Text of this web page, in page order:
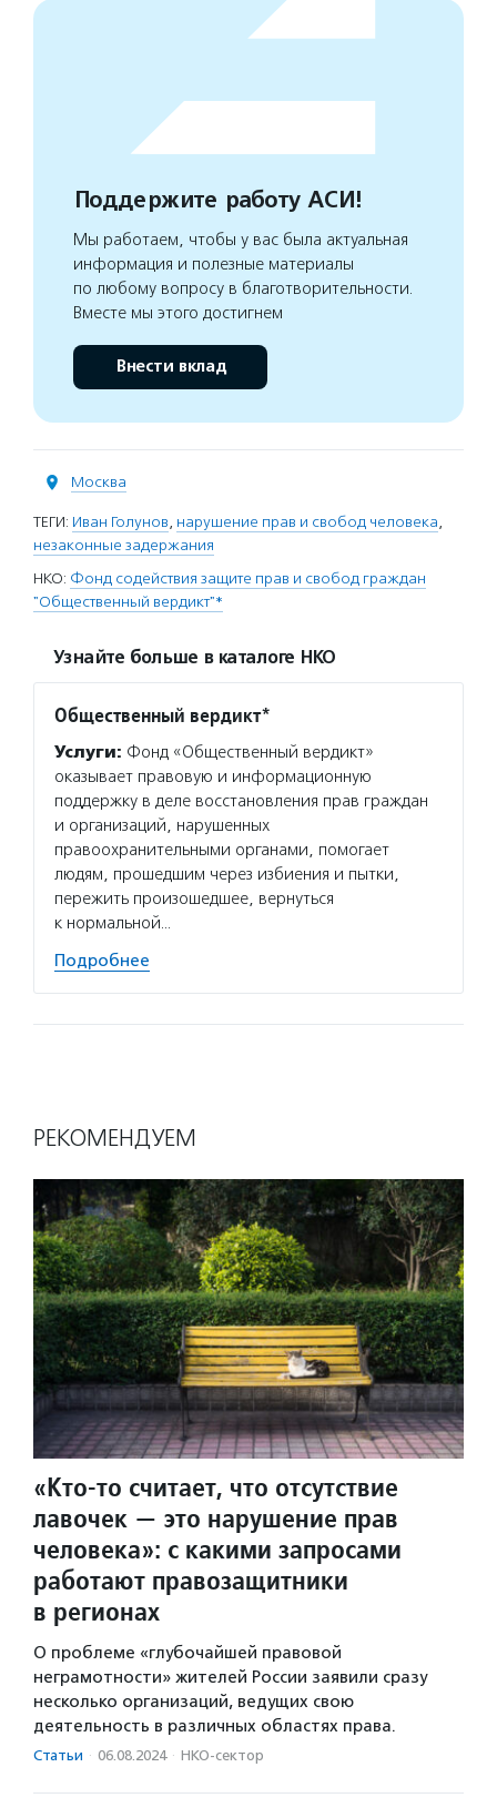
Поддержите работу АСИ!
Мы работаем, чтобы у вас была актуальная
информация и полезные материалы
по любому вопросу в благотворительности.
Вместе мы этого достигнем
Внести вклад
Москва
ТЕГИ: Иван Голунов, нарушение прав и свобод человека,
незаконные задержания
НКО: Фонд содействия защите прав и свобод граждан
"Общественный вердикт"*
Узнайте больше в каталоге НКО
Общественный вердикт*
Услуги: Фонд «Общественный вердикт»
оказывает правовую и информационную
поддержку в деле восстановления прав граждан
и организаций, нарушенных
правоохранительными органами, помогает
людям, прошедшим через избиения и пытки,
пережить произошедшее, вернуться
к нормальной…
Подробнее
РЕКОМЕНДУЕМ
«Кто-то считает, что отсутствие
лавочек — это нарушение прав
человека»: с какими запросами
работают правозащитники
в регионах
О проблеме «глубочайшей правовой
неграмотности» жителей России заявили сразу
несколько организаций, ведущих свою
деятельность в различных областях права.
Статьи · 06.08.2024 · НКО-сектор